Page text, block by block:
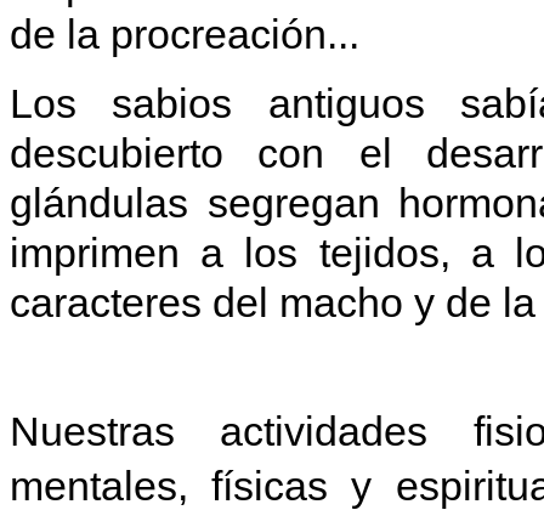
de la procreación...
Los sabios antiguos
descubierto con el
glándulas segregan
imprimen a los tejidos, a
caracteres del macho y de
Nuestras actividades
mentales, físicas y